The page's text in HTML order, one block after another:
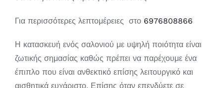
Για περισσότερες λεπτομέρειες στο 6976808866
Η κατασκευή ενός σαλονιού με υψηλή ποιότητα είναι
ζωτικής σημασίας καθώς πρέπει να παρέχουμε ένα
έπιπλο που είναι ανθεκτικό επίσης λειτουργικό και
αισθητικά ευχάριστο. Επίσης όταν επενδύετε σε